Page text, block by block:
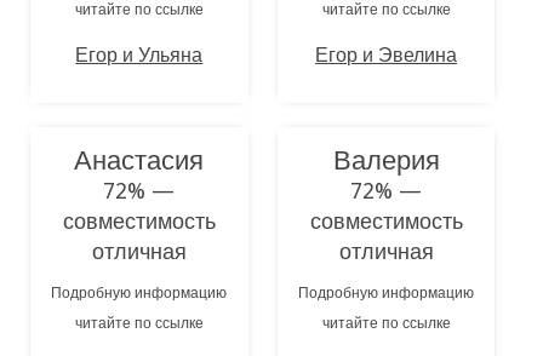
читайте по ссылке
Егор и Ульяна
читайте по ссылке
Егор и Эвелина
Анастасия
72% —
совместимость
отличная
Подробную информацию
читайте по ссылке
Валерия
72% —
совместимость
отличная
Подробную информацию
читайте по ссылке